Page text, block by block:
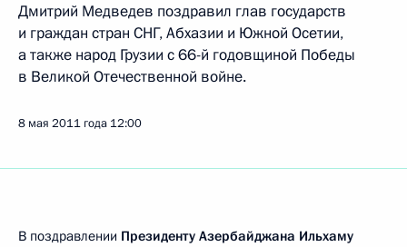
Дмитрий Медведев поздравил глав государств
и граждан стран СНГ, Абхазии и Южной Осетии,
а также народ Грузии с 66-й годовщиной Победы
в Великой Отечественной войне.
8 мая 2011 года 12:00
В поздравлении Президенту Азербайджана Ильхаму